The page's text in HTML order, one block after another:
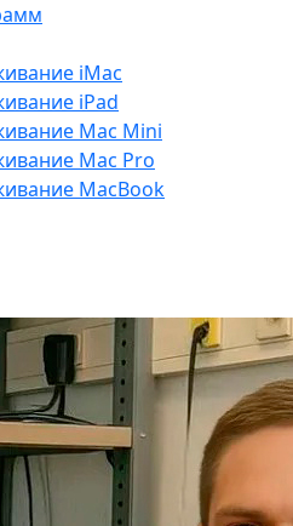
iMac
iPad
Mac Mini
Mac Pro
MacBook